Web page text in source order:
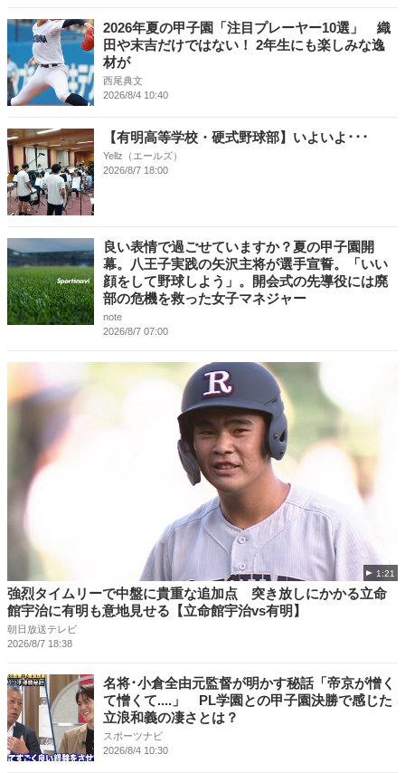
2026年夏の甲子園「注目プレーヤー10選」 織
田や末吉だけではない！ 2年生にも楽しみな逸
材が
西尾典文
2026/8/4 10:40
【有明高等学校・硬式野球部】いよいよ･･･
Yellz（エールズ）
2026/8/7 18:00
良い表情で過ごせていますか？夏の甲子園開
幕。八王子実践の矢沢主将が選手宣誓。「いい
顔をして野球しよう」。開会式の先導役には廃
部の危機を救った女子マネジャー
note
2026/8/7 07:00
1:21
強烈タイムリーで中盤に貴重な追加点 突き放しにかかる立命
館宇治に有明も意地見せる【立命館宇治vs有明】
朝日放送テレビ
2026/8/7 18:38
名将･小倉全由元監督が明かす秘話「帝京が憎く
て憎くて....」 PL学園との甲子園決勝で感じた
立浪和義の凄さとは？
スポーツナビ
2026/8/4 10:30